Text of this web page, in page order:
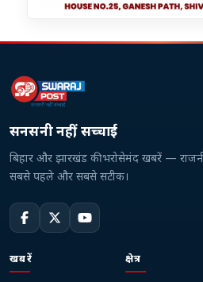
सनसनी नहीं, सच्चाई
बिहार और झारखंड की भरोसेमंद खबरें —
सबसे पहले और सबसे सटीक।
खबरें क्षेत्र